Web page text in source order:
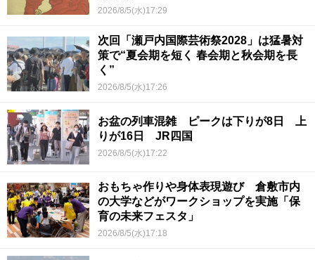
2026/8/5(水)17:29
次回「瀬戸内国際芸術祭2028」は猛暑対
策で“夏会期を短く 春会期と秋会期を長
く”
2026/8/5(水)17:26
お盆の列車混雑 ピークは下りが8日 上
りが16日 JR四国
2026/8/5(水)17:22
おもちゃ作りや身体表現遊び 倉敷市内
の大学などがワークショップを実施「保
育の未来フェスタ」
2026/8/5(水)17:18